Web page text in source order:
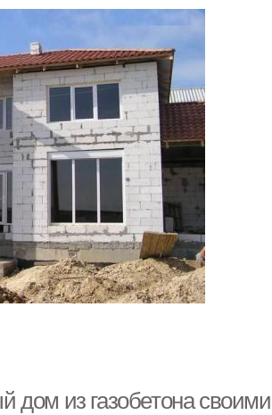
дом из газобетона